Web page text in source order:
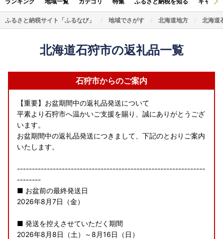
ふるさと納税サイト「ふるなび」 地域でさがす 北海道地方 北海道
北海道石狩市の返礼品一覧
石狩市からのご案内
【重要】お盆期間中の返礼品発送について
平素より石狩市へ温かいご支援を賜り、誠にありがとうござ
います。
お盆期間中の返礼品発送につきまして、下記のとおりご案内
いたします。
---------------------------------------------------------------
--------
■ お盆前の最終発送日
2026年8月7日（金）
■ 発送を控えさせていただく期間
2026年8月8日（土）～8月16日（日）